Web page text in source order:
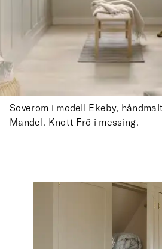
Soverom i modell Ekeby,
Mandel. Knott Frö i messing.